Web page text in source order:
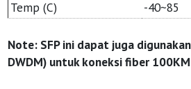
Temp (C)
-40~85
Note: SFP ini dapat juga
DWDM) untuk koneksi fiber